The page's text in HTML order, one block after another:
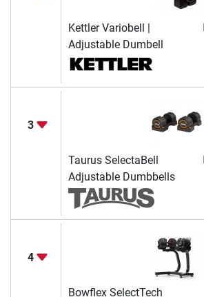
Kettler Variobell |
Adjustable Dumbell
3
Taurus SelectaBell
Adjustable Dumbbells
4
Bowflex SelectTech